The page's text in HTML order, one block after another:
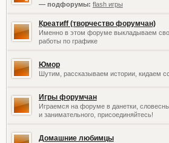
— подфорумы: flash игры
Креатиff (творчество форумчан)
Именно в этом форуме выкладываем
работы по графике
Юмор
Шутим, рассказываем истории, кидаем
Игры форумчан
Играемся на форуме в данетки,
и занимательного, присоединяйтесь!
Домашние любимцы